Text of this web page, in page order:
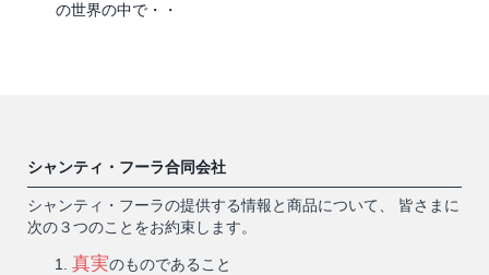
の世界の中で・・
シャンティ・フーラ合同会社
シャンティ・フーラの提供する情報と商品について、 皆さまに
次の３つのことをお約束します。
真実のものであること